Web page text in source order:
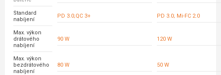
Standard
nabíjení
PD 3.0;QC 3+ PD 3.0; Mi-FC 2.0
Max. výkon
drátového
nabíjení
90 W 120 W
Max. výkon
bezdrátového
nabíjení
80 W 50 W